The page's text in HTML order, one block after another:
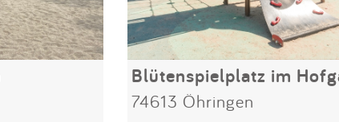
Blütenspielplatz im
74613 Öhringen